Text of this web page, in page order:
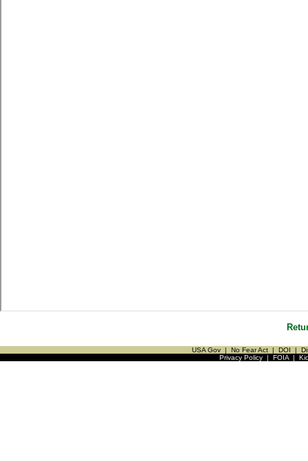
USA Gov | No Fear Act | DOI |
Privacy Policy| FOIA|